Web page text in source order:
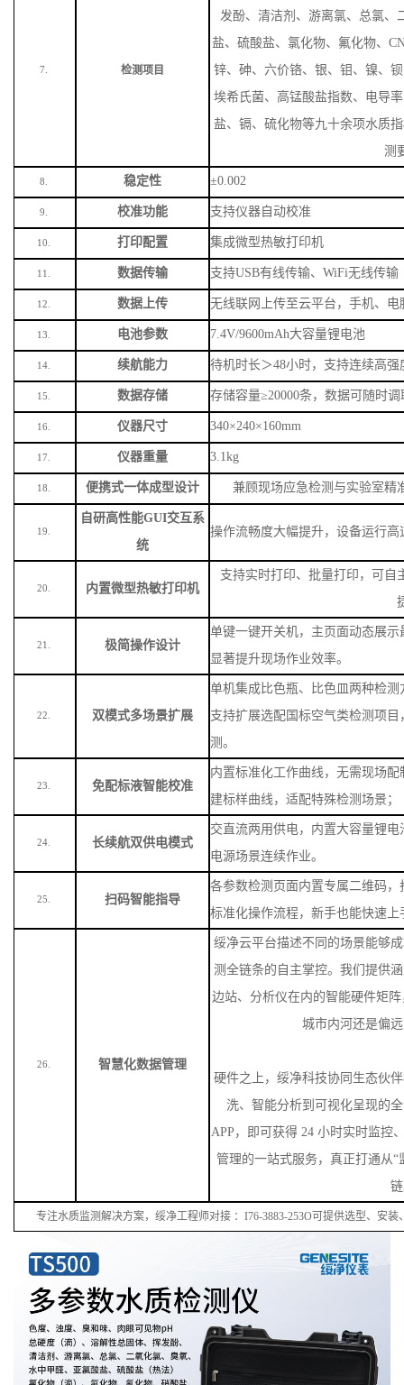
锌、砷、六价铬、银、钼、镍、
埃希氏菌、高锰酸盐指数、电导
盐、镉、硫化物等九十余项水质
测
±0.002
10. 打印配置 集成微型热敏打印机
11. 数据传输 支持 USB有线传输、WiFi无线传输
12. 数据上传 无线联网上传至云平台，手机、
13. 电池参数 7.4V/9600mAh大容量锂电池
14. 续航能力 待机时长＞48小时，支持连续高
15. 数据存储 存储容量≥20000条，数据可随时
16. 仪器尺寸 340×240×160mm
17. 仪器重量 3.1kg
18. 便携式一体成型设计 兼顾现场应急检测与实验室精
19.
自研高性能GUI交互系
统
操作流畅度大幅提升，设备运行
20.
21. 极简操作设计
单键一键开关机，主页面动态展
单机集成比色瓶、比色皿两种检
支持扩展选配国标空气类检测项
测。
内置标准化工作曲线，无需现场
建标样曲线，适配特殊检测场景
24. 长续航双供电模式
交直流两用供电，内置大容量锂
电源场景连续作业。
25. 扫码智能指导
各参数检测页面内置专属二维码
标准化操作流程，新手也能快速上
绥净云平台描述不同的场景能够
测全链条的自主掌控。我们提供
边站、分析仪在内的智能硬件矩
城市内河还是偏
硬件之上，绥净科技协同生态伙
APP，即可获得 24 小时实时监控
管理的一站式服务，真正打通从
专注水质监测解决方案，绥净工程师对接 ：I76-3883-253O可提供选型、安装